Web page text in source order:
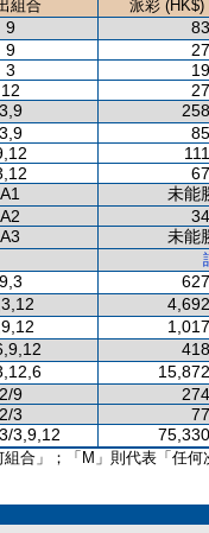
組合
派彩 (HK$)
9
9
3
12
3,9
3,9
A1
未能
A2
A3
未能
9,3
2/9
2/3
3,9,12
合」；「M」則代表「任何